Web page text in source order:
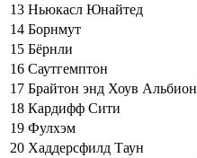
13 Ньюкасл Юнайтед
14 Борнмут
15 Бёрнли
16 Саутгемптон
17 Брайтон энд Хоув Альбион
18 Кардифф Сити
19 Фулхэм
20 Хаддерсфилд Таун